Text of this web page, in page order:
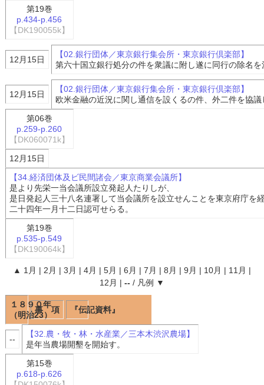
第19巻
p.434-p.456
【DK190055k】
12月15日
【02.銀行団体／東京銀行集会所・東京銀行倶楽部】
第六十国立銀行処分の件を衆議に附し遂に同行の除名を
12月15日
【02.銀行団体／東京銀行集会所・東京銀行倶楽部】
欧米金融の近況に関し通信を設くるの件、外二件を協
第06巻
p.259-p.260
【DK060071k】
12月15日
【34.経済団体及ビ民間諸会／東京商業会議所】
是より先栄一当会議所設立発起人たりしが、
是日発起人三十八名連署して当会議所を設立せんことを東京府庁を
二十四年一月十二日認可せらる。
第19巻
p.535-p.549
【DK190064k】
▲ 1月 | 2月 | 3月 | 4月 | 5月 | 6月 | 7月 | 8月 | 9月 | 10月 | 11月 |
12月 | -- / 凡例 ▼
１８９０年
（明治23）
事 項 『伝記資料』
--
【32.農・牧・林・水産業／三本木渋沢農場】
是年当農場開墾を開始す。
第15巻
p.618-p.626